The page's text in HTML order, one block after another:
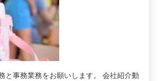
と事務業務をお願いします。 会社紹介動